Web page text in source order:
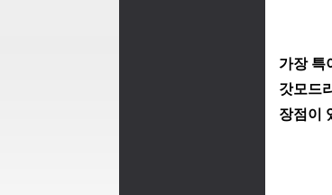
가장 특
갓모드
장점이